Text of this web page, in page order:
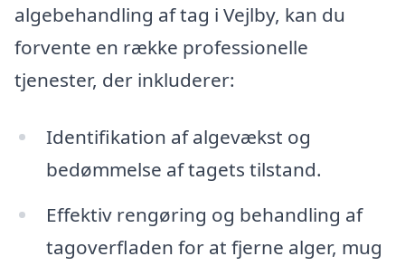
algebehandling af tag i Vejlby, kan du
forvente en række professionelle
tjenester, der inkluderer:
Identifikation af algevækst og
bedømmelse af tagets tilstand.
Effektiv rengøring og behandling af
tagoverfladen for at fjerne alger, mug